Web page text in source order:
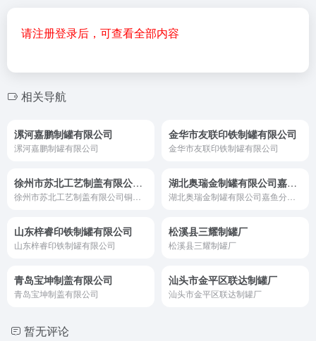
请注册登录后，可查看全部内容
相关导航
漯河嘉鹏制罐有限公司
漯河嘉鹏制罐有限公司
金华市友联印铁制罐有限公司
金华市友联印铁制罐有限公司
徐州市苏北工艺制盖有限公司铜山县八段分公司 湖北奥瑞金制罐有限公司嘉鱼分公司
山东梓睿印铁制罐有限公司
山东梓睿印铁制罐有限公司
松溪县三耀制罐厂
松溪县三耀制罐厂
青岛宝坤制盖有限公司
青岛宝坤制盖有限公司
汕头市金平区联达制罐厂
汕头市金平区联达制罐厂
暂无评论